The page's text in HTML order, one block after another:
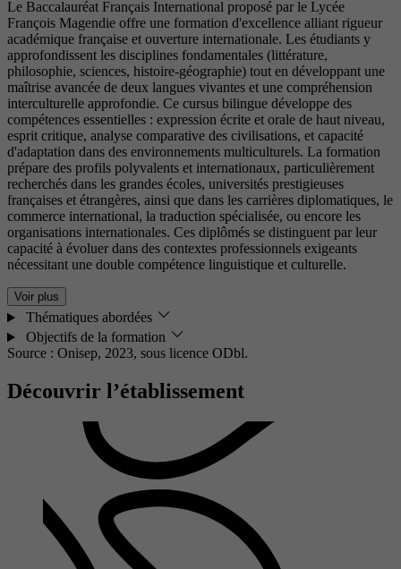
Le Baccalauréat Français International proposé par le Lycée
François Magendie offre une formation d'excellence alliant rigueur
académique française et ouverture internationale. Les étudiants y
approfondissent les disciplines fondamentales (littérature,
philosophie, sciences, histoire-géographie) tout en développant une
maîtrise avancée de deux langues vivantes et une compréhension
interculturelle approfondie. Ce cursus bilingue développe des
compétences essentielles : expression écrite et orale de haut niveau,
esprit critique, analyse comparative des civilisations, et capacité
d'adaptation dans des environnements multiculturels. La formation
prépare des profils polyvalents et internationaux, particulièrement
recherchés dans les grandes écoles, universités prestigieuses
françaises et étrangères, ainsi que dans les carrières diplomatiques, le
commerce international, la traduction spécialisée, ou encore les
organisations internationales. Ces diplômés se distinguent par leur
capacité à évoluer dans des contextes professionnels exigeants
nécessitant une double compétence linguistique et culturelle.
Voir plus
Thématiques abordées
Objectifs de la formation
Source : Onisep, 2023, sous licence ODbl.
Découvrir l’établissement